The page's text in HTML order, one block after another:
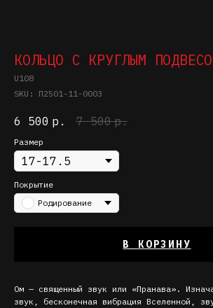
КОЛЬЦО С КРУГЛЫМ
U108
SKU: П2501-11-0003
6 500 р. 7 500 р.
Размер
Покрытие
Родирование
В КОРЗИНУ
Ом — священный звук или «Пранава».
звук, бесконечная вибрация Вселенной,